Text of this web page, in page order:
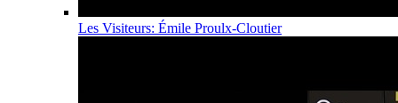
Les Visiteurs: Émile Proulx-Cloutier